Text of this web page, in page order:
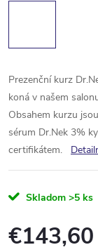
Prezenční kurz
koná v našem
Obsahem kurzu
sérum Dr.Nek 3%
certifikátem.
Skladom >5 ks
€143,60